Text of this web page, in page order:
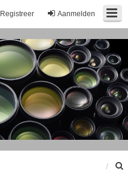
Aanmelden
Registreer